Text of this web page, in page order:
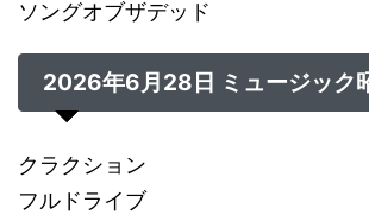
ソングオブザデッド
2026年6月28日 ミュージック
クラクション
フルドライブ